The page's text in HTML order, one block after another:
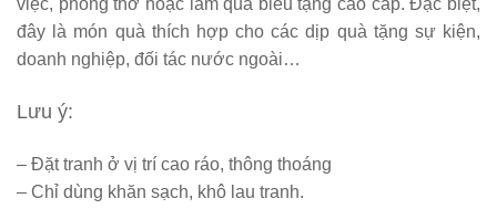
việc, phòng thờ hoặc làm quà biếu tặng cao cấp. Đặc biệt,
đây là món quà thích hợp cho các dịp quà tặng sự kiện,
doanh nghiệp, đối tác nước ngoài…
Lưu ý:
– Đặt tranh ở vị trí cao ráo, thông thoáng
– Chỉ dùng khăn sạch, khô lau tranh.